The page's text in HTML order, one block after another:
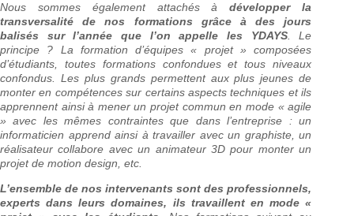
Nous sommes également attachés àdévelopper la
transversalité de nos formations grâce à des jours
balisés sur l’année que l’on appelle les YDAYS. Le
principe ? La formation d’équipes « projet » composées
d’étudiants, toutes formations confondues et tous niveaux
confondus. Les plus grands permettent aux plus jeunes de
monter en compétences sur certains aspects techniques et ils
apprennent ainsi à mener un projet commun en mode « agile
» avec les mêmes contraintes que dans l’entreprise : un
informaticien apprend ainsi à travailler avec un graphiste, un
réalisateur collabore avec un animateur 3D pour monter un
projet de motion design, etc.
L’ensemble de nos intervenants sont des professionnels,
experts dans leurs domaines, ils travaillent en mode «